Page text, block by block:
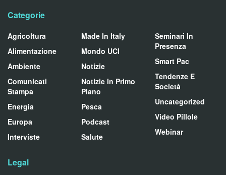
Categorie
Agricoltura
Alimentazione
Ambiente
Comunicati
Stampa
Energia
Europa
Interviste
Made In Italy
Mondo UCI
Notizie
Notizie In Primo
Piano
Pesca
Podcast
Salute
Seminari In
Presenza
Smart Pac
Tendenze E
Società
Uncategorized
Video Pillole
Webinar
Legal